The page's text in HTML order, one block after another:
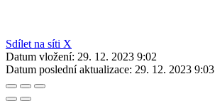
Sdílet na síti X
Datum vložení: 29. 12. 2023 9:02
Datum poslední aktualizace: 29. 12. 2023 9:03